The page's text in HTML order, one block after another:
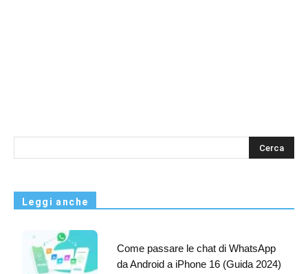
s
Leggi anche
Come passare le chat di WhatsApp
da Android a iPhone 16 (Guida 2024)